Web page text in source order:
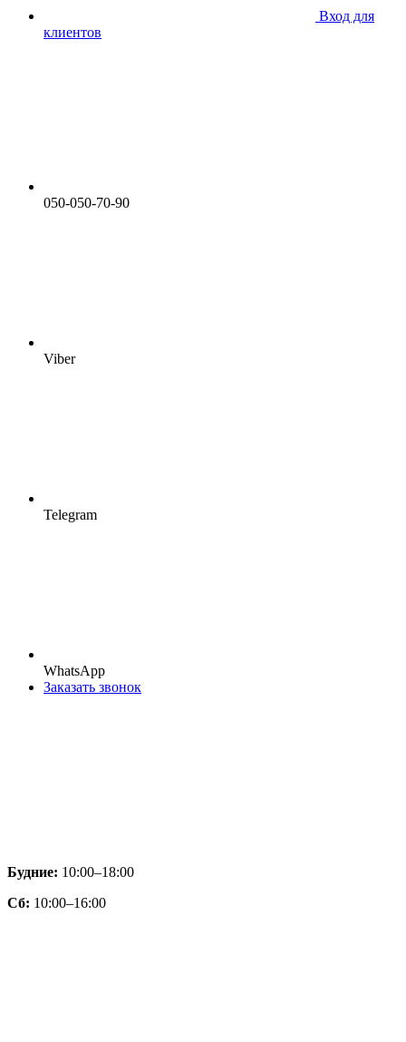
Вход для
клиентов
050-050-70-90
Viber
Telegram
WhatsApp
Заказать звонок
Будние: 10:00–18:00
Сб: 10:00–16:00